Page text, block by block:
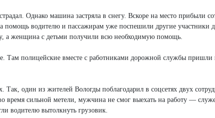
Однако машина застряла в снегу. Вскоре на место
помощь водителю и пассажирам уже поспешили другие
а женщина с детьми получили всю необходимую помощь.
Там полицейские вместе с работниками дорожной службы
Так, один из жителей Вологды поблагодарил в соцсетях двух
сильной метели, мужчина не смог выехать на работу —
водителю вытолкнуть грузовик.